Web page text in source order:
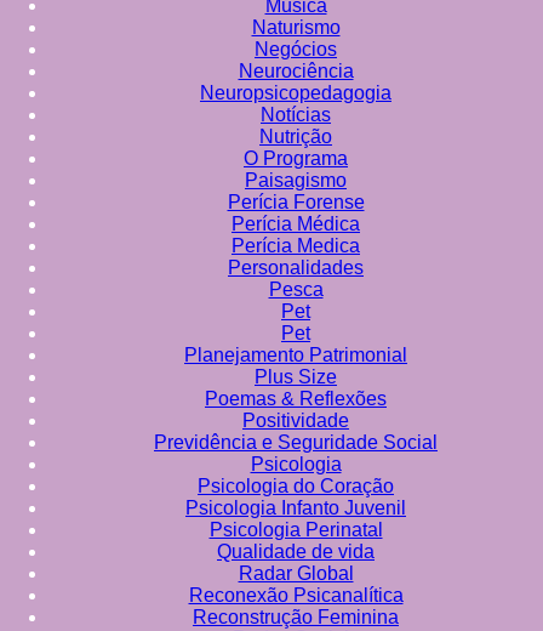
Música
Naturismo
Negócios
Neurociência
Neuropsicopedagogia
Notícias
Nutrição
O Programa
Paisagismo
Perícia Forense
Perícia Médica
Perícia Medica
Personalidades
Pesca
Pet
Pet
Planejamento Patrimonial
Plus Size
Poemas & Reflexões
Positividade
Previdência e Seguridade Social
Psicologia
Psicologia do Coração
Psicologia Infanto Juvenil
Psicologia Perinatal
Qualidade de vida
Radar Global
Reconexão Psicanalítica
Reconstrução Feminina